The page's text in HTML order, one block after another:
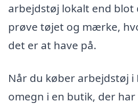
arbejdstøj lokalt end blot
prøve tøjet og mærke,
det er at have på.
Når du køber arbejdstøj
omegn i en butik, der har